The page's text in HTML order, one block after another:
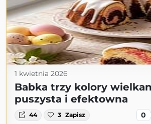
1 kwietnia 2026
Babka trzy kolory
puszysta i efektowna
44 3 Zapisz 0